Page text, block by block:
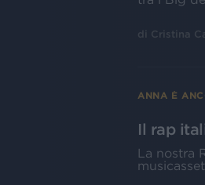
di Cristina
ANNA È
Il rap
La nostra